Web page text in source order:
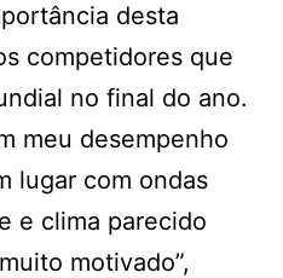
desta
competidores que
no final do ano.
meu desempenho
lugar com ondas
e clima parecido
motivado”,